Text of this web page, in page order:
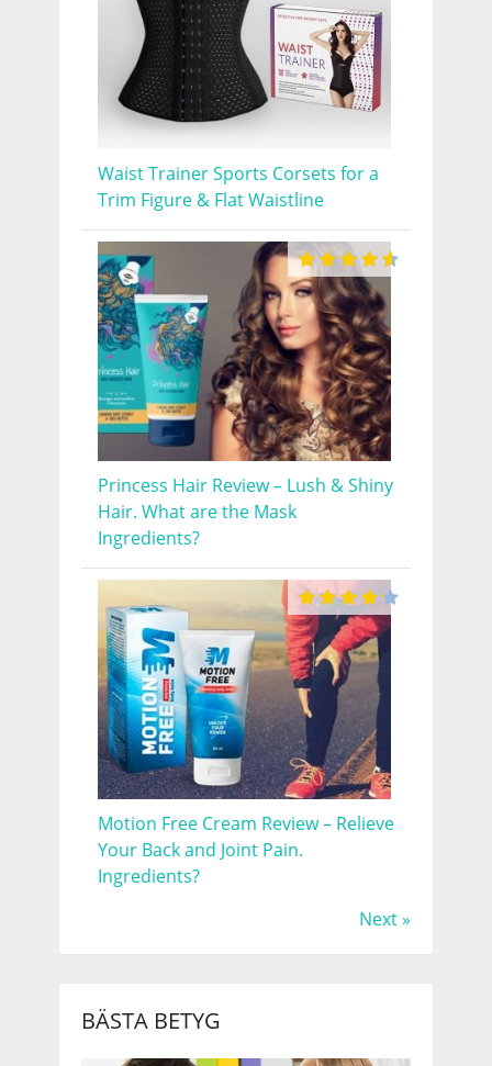
Waist Trainer Sports Corsets for a
Trim Figure & Flat Waistline
Princess Hair Review – Lush & Shiny
Hair. What are the Mask
Ingredients?
Motion Free Cream Review – Relieve
Your Back and Joint Pain.
Ingredients?
Next »
BÄSTA BETYG